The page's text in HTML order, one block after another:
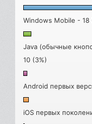
Windows Mobile - 18
Java (обычные
10 (3%)
Android первых
iOS первых